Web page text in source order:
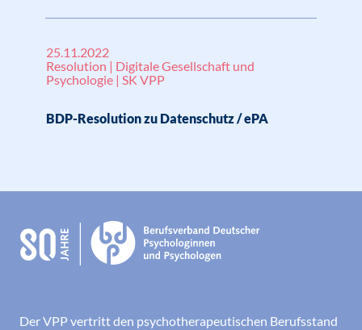
25.11.2022
Resolution | Digitale Gesellschaft und
Psychologie | SK VPP
BDP-Resolution zu Datenschutz / ePA
Der VPP vertritt den psychotherapeutischen Berufsstand